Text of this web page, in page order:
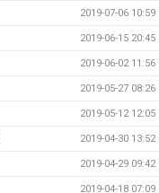
2019-07-06 10:59
2019-06-15 20:45
2019-06-02 11:56
2019-05-27 08:26
2019-05-12 12:05
2019-04-30 13:52
2019-04-29 09:42
2019-04-18 07:09